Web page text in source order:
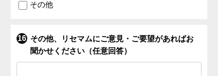
その他
その他、リセマムにご意見・ご要望があればお
聞かせください（任意回答）